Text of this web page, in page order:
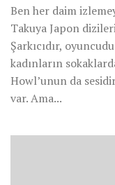
Ben her daim
Takuya Japon
Şarkıcıdır,
kadınların
Howl’unun da
var. Ama...